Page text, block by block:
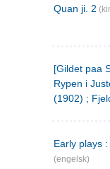
Quan ji. 2
[Gildet paa
Rypen i
(1902) ;
Early plays
(engelsk)